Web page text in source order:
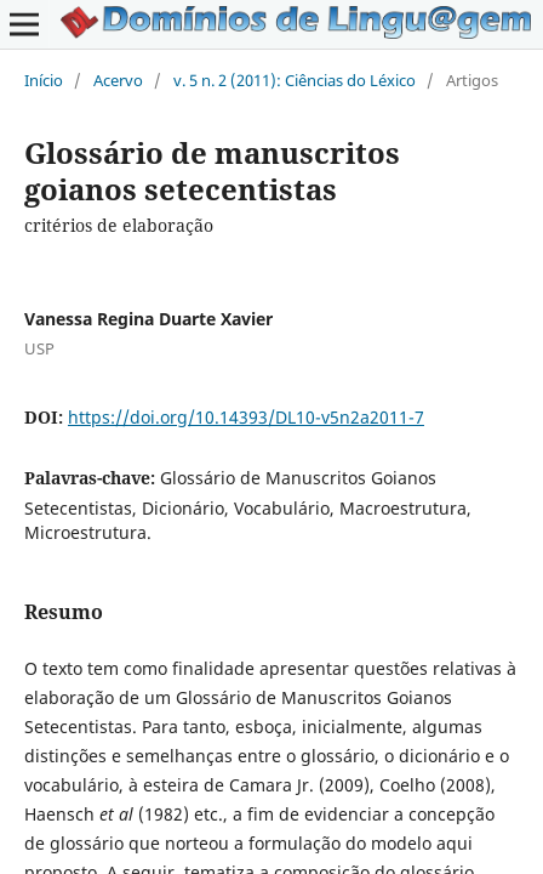
Início / Acervo / v. 5 n. 2 (2011): Ciências do Léxico / Artigos
Glossário de manuscritos
goianos setecentistas
critérios de elaboração
Vanessa Regina Duarte Xavier
USP
DOI: https://doi.org/10.14393/DL10-v5n2a2011-7
Palavras-chave: Glossário de Manuscritos Goianos
Setecentistas, Dicionário, Vocabulário, Macroestrutura,
Microestrutura.
Resumo
O texto tem como finalidade apresentar questões relativas à
elaboração de um Glossário de Manuscritos Goianos
Setecentistas. Para tanto, esboça, inicialmente, algumas
distinções e semelhanças entre o glossário, o dicionário e o
vocabulário, à esteira de Camara Jr. (2009), Coelho (2008),
Haensch et al(1982) etc., a fim de evidenciar a concepção
de glossário que norteou a formulação do modelo aqui